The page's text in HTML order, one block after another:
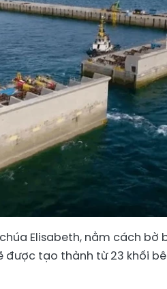
Elisabeth, nằm cách bờ
tạo thành từ 23 khối